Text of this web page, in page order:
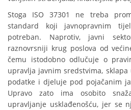
Stoga ISO 37301 ne treba
standard koji javnopravnim
potreban. Naprotiv, javni
raznovrsniji krug poslova od
čemu istodobno odlučuje o
upravlja javnim sredstvima, sklapa
podatke i djeluje pod pojačanim
Upravo zato ima osobito
upravljanje usklađenošću, jer se